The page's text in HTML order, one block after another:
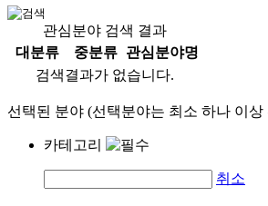
관심분야 검색 결과
대분류
중분류
관심분야명
검색결과가 없습니다.
선택된 분야 (선택분야는 최소 하나 이
카테고리
취소